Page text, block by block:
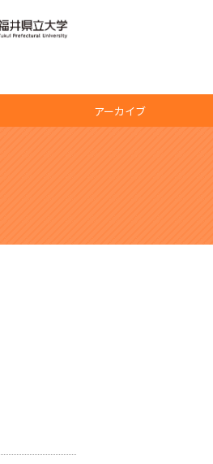
アーカイブ